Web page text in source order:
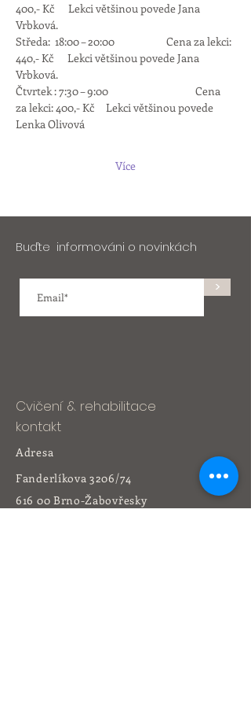
400,- Kč      Lekci většinou povede Jana
Vrbková.
Středa:  18:00 – 20:00                      Cena za lekci:
440,- Kč      Lekci většinou povede Jana
Vrbková.
Čtvrtek : 7:30 – 9:00 	                       Cena
za lekci: 400,- Kč     Lekci většinou povede
Lenka Olivová
Více
Buďte informováni o novinkách
>
Cvičení & rehabilitace
kontakt
Adresa
Fanderlíkova 3206/74
616 00 Brno-Žabovřesky